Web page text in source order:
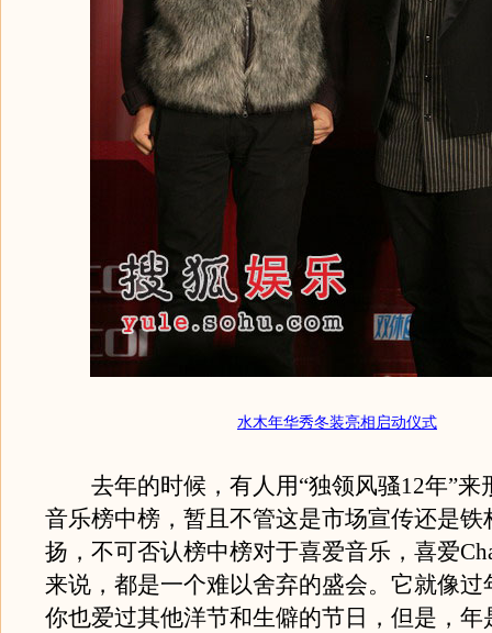
水木年华秀冬装亮相启动仪式
去年的时候，有人用“独领风骚12年”来
音乐榜中榜，暂且不管这是市场宣传还是铁
扬，不可否认榜中榜对于喜爱音乐，喜爱
来说，都是一个难以舍弃的盛会。它就像过
你也爱过其他洋节和生僻的节日，但是，年